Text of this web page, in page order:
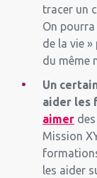
tracer un
On pourra
de la vie
du même
Un
aider les
aimer
Mission
les aider